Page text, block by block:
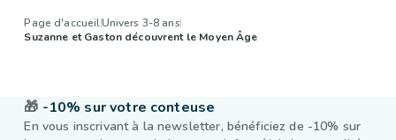
Page d'accueilUnivers 3-8 ans
Suzanne et Gaston découvrent le Moyen Âge
🎁 -10% sur votre conteuse
En vous inscrivant à la newsletter, bénéficiez de -10% sur